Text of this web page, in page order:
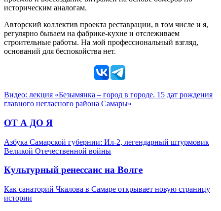
историческим аналогам.
Авторский коллектив проекта реставрации, в том числе и я,
регулярно бываем на фабрике-кухне и отслеживаем
строительные работы. На мой профессиональный взгляд,
оснований для беспокойства нет.
Видео: лекция «Безымянка – город в городе. 15 дат рождения
главного негласного района Самары»
ОТ А ДО Я
Азбука Самарской губернии: Ил-2, легендарный штурмовик
Великой Отечественной войны
Культурный ренессанс на Волге
Как санаторий Чкалова в Самаре открывает новую страницу
истории